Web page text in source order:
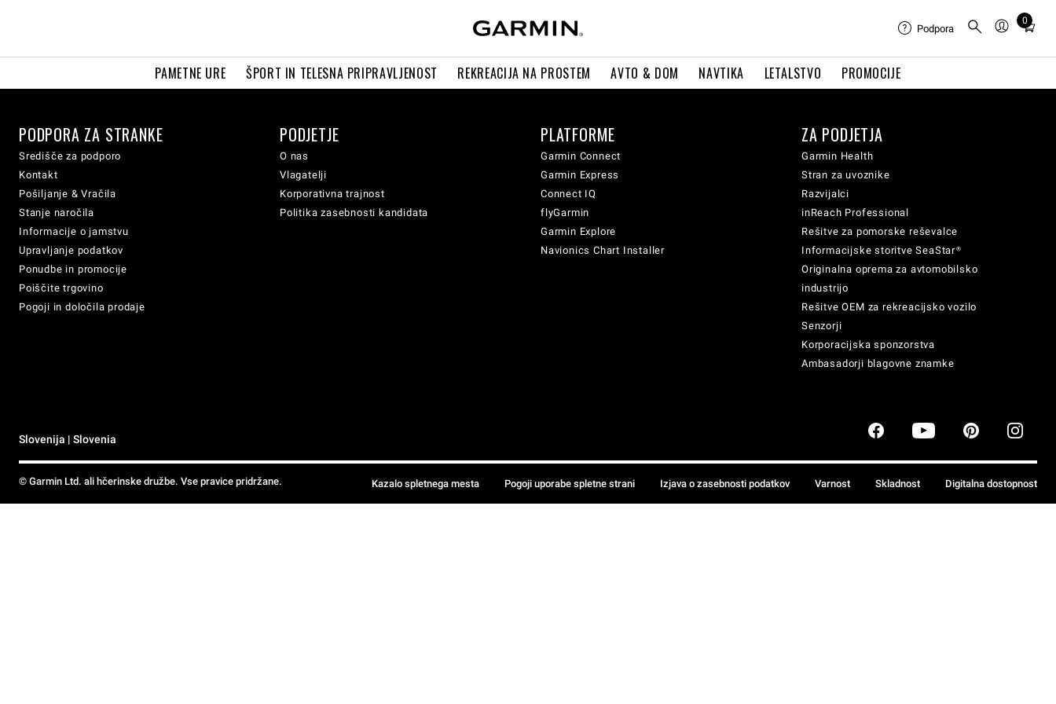
PAMETNE URE ŠPORT IN TELESNA PRIPRAVLJENOST REKREACIJA NA PROSTEM AVTO & DOM NAVTIKA LETALSTVO PROMOCIJE
Podpora
0
Total
cart:
PODPORA ZA STRANKE
Središče za podporo
Kontakt
Pošiljanje & Vračila
Stanje naročila
Informacije o jamstvu
Upravljanje podatkov
Ponudbe in promocije
Poiščite trgovino
Pogoji in določila prodaje
PODJETJE
O nas
Vlagatelji
Korporativna trajnost
Politika zasebnosti kandidata
PLATFORME
Garmin Connect
Garmin Express
Connect IQ
flyGarmin
Garmin Explore
Navionics Chart Installer
ZA PODJETJA
Garmin Health
Stran za uvoznike
Razvijalci
inReach Professional
Rešitve za pomorske reševalce
Informacijske storitve SeaStar®
Originalna oprema za avtomobilsko
industrijo
Rešitve OEM za rekreacijsko vozilo
Senzorji
Korporacijska sponzorstva
Ambasadorji blagovne znamke
Slovenija | Slovenia
© Garmin Ltd. ali hčerinske družbe. Vse pravice pridržane. Kazalo spletnega mesta Pogoji uporabe spletne strani Izjava o zasebnosti podatkov Varnost Skladnost Digitalna dostopnost